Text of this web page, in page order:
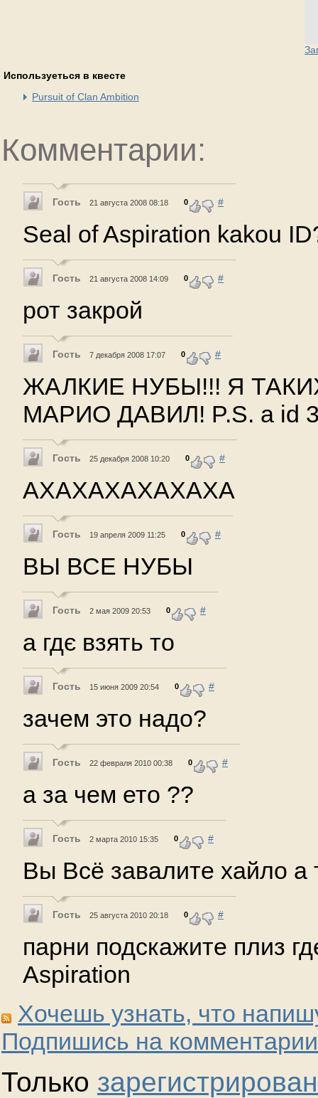
Используеться в квесте
Pursuit of Clan Ambition
Комментарии:
Гость 21 августа 2008 08:18 0 #
Seal of Aspiration kakou
Гость 21 августа 2008 14:09 0 #
рот закрой
Гость 7 декабря 2008 17:07 0 #
ЖАЛКИЕ НУБЫ!!! Я
МАРИО ДАВИЛ! P.S. а id
Гость 25 декабря 2008 10:20 0 #
АХАХАХАХАХАХА
Гость 19 апреля 2009 11:25 0 #
ВЫ ВСЕ НУБЫ
Гость 2 мая 2009 20:53 0 #
а гдє взять то
Гость 15 июня 2009 20:54 0 #
зачем это надо?
Гость 22 февраля 2010 00:38 0 #
а за чем ето ??
Гость 2 марта 2010 15:35 0 #
Вы Всё завалите хайло а
Гость 25 августа 2010 20:18 0 #
парни подскажите плиз
Aspiration
Хочешь узнать, что
Подпишись на
Только